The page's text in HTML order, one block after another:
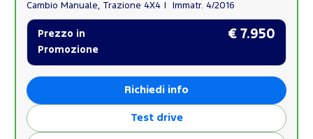
Cambio Manuale, Trazione 4X4
Immatr. 4/2016
Prezzo in
Promozione
€ 7.950
Richiedi info
Test drive